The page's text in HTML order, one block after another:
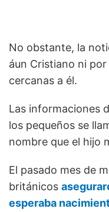
No obstante, la
áun Cristiano ni
cercanas a él.
Las informaciones
los pequeños se
nombre que el hijo
El pasado mes de
británicos
esperaba